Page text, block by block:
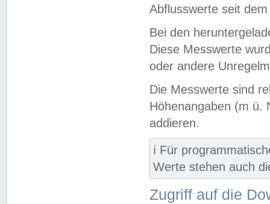
Abflusswerte seit
Bei den
Diese Messwerte
oder andere
Die Messwerte sind
Höhenangaben (m ü.
addieren.
ℹ️ Für
Werte stehen auch
Zugriff auf die